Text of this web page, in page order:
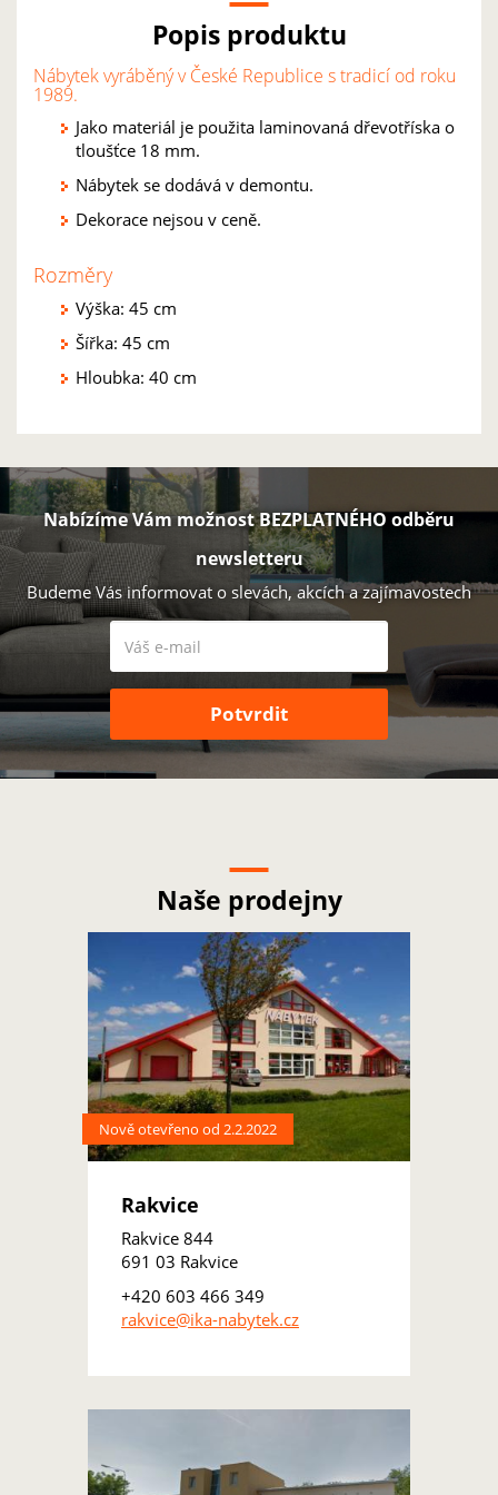
Popis produktu
Nábytek vyráběný v České Republice s tradicí od roku
1989.
Jako materiál je použita laminovaná dřevotříska o
tloušťce 18 mm.
Nábytek se dodává v demontu.
Dekorace nejsou v ceně.
Rozměry
Výška: 45 cm
Šířka: 45 cm
Hloubka: 40 cm
Nabízíme Vám možnost BEZPLATNÉHO odběru
newsletteru
Budeme Vás informovat o slevách, akcích a zajímavostech
Naše prodejny
Nově otevřeno od 2.2.2022
Rakvice
Rakvice 844
691 03 Rakvice
+420 603 466 349
rakvice@ika-nabytek.cz